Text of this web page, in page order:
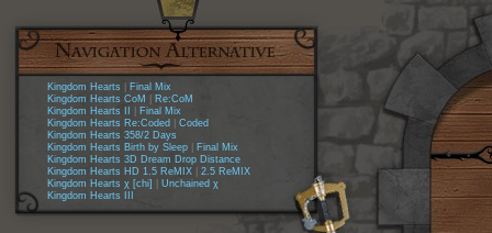
Kingdom Hearts
Final Mix
Kingdom Hearts CoM
Re:CoM
Kingdom Hearts II
Final Mix
Kingdom Hearts Re:Coded
Coded
Kingdom Hearts 358/2 Days
Kingdom Hearts Birth by Sleep
Final Mix
Kingdom Hearts 3D Dream Drop Distance
Kingdom Hearts HD 1.5 ReMIX
2.5 ReMIX
Kingdom Hearts χ [chi]
Unchained χ
Kingdom Hearts III